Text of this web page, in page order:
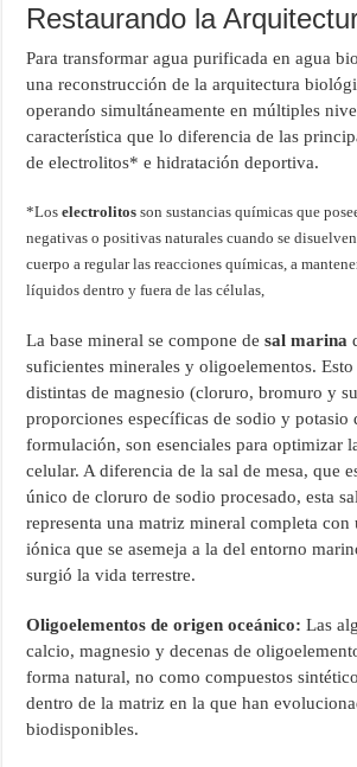
Restaurando la
Para transformar agua purificada en agua
una reconstrucción de la arquitectura
operando simultáneamente en múltiples
característica que lo diferencia de las
de electrolitos* e hidratación deportiva.
*Loselectrolitos son sustancias químicas que
negativas o positivas naturales cuando se
cuerpo a regular las reacciones químicas, a
líquidos dentro y fuera de las células,
La base mineral se compone desal marina
suficientes minerales y oligoelementos.
distintas de magnesio (cloruro, bromuro y
proporciones específicas de sodio y potasio
formulación, son esenciales para optimizar
celular. A diferencia de la sal de mesa, que
único de cloruro de sodio procesado, esta
representa una matriz mineral completa con
iónica que se asemeja a la del entorno
surgió la vida terrestre.
Oligoelementos de origen oceánico:Las
calcio, magnesio y decenas de
forma natural, no como compuestos
dentro de la matriz en la que han
biodisponibles.